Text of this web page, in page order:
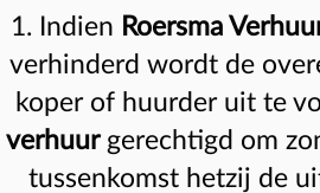
1. Indien Roersma
verhinderd wordt de
koper of huurder uit te
verhuur gerechtigd om
tussenkomst hetzij de